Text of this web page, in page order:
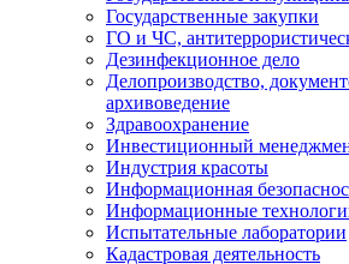
Государственные закупки
ГО и ЧС,
Дезинфекционное дело
Делопроизводство,
архивоведение
Здравоохранение
Инвестиционный
Индустрия красоты
Информационная
Информационные
Испытательные лаборатории
Кадастровая деятельность